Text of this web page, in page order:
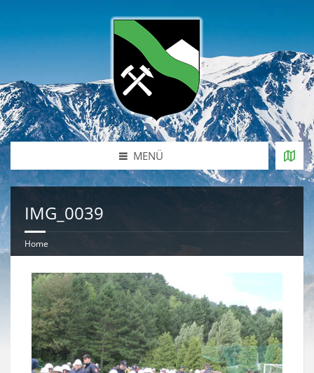
MENÜ
IMG_0039
Home